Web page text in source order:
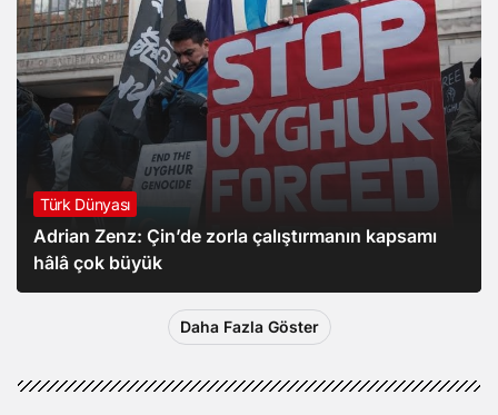
Türk Dünyası
Adrian Zenz: Çin’de zorla çalıştırmanın kapsamı
hâlâ çok büyük
Daha Fazla Göster